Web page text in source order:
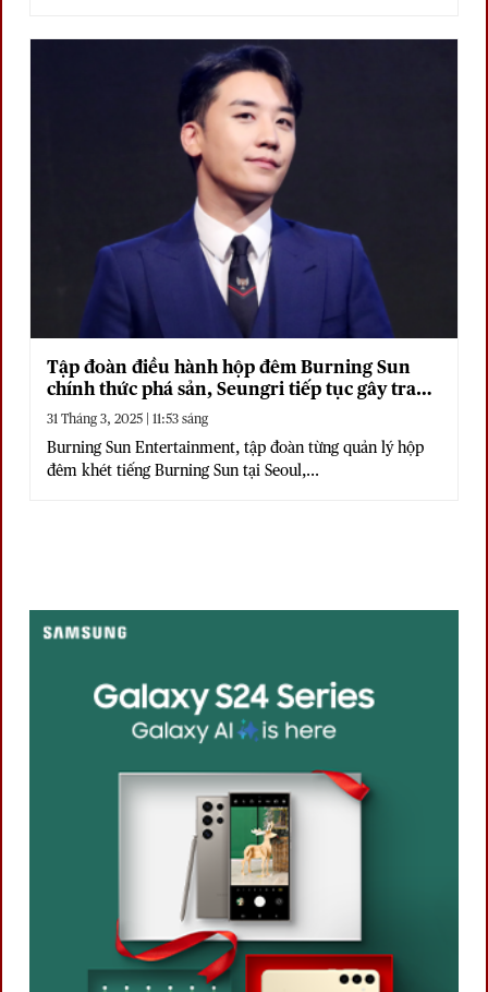
Tập đoàn điều hành hộp đêm Burning Sun
chính thức phá sản, Seungri tiếp tục gây tranh
cãi
31 Tháng 3, 2025 | 11:53 sáng
Burning Sun Entertainment, tập đoàn từng quản lý hộp
đêm khét tiếng Burning Sun tại Seoul,...